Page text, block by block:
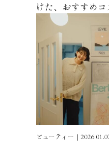
けた、おすすめコ
ビューティー｜